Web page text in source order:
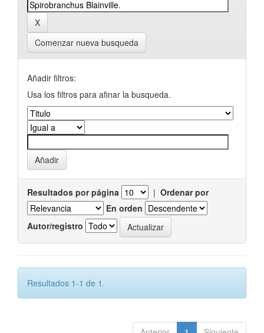
Comenzar nueva busqueda
Añadir filtros:
Usa los filtros para afinar la busqueda.
Resultados por página | Ordenar por
En orden
Autor/registro
Resultados 1-1 de 1.